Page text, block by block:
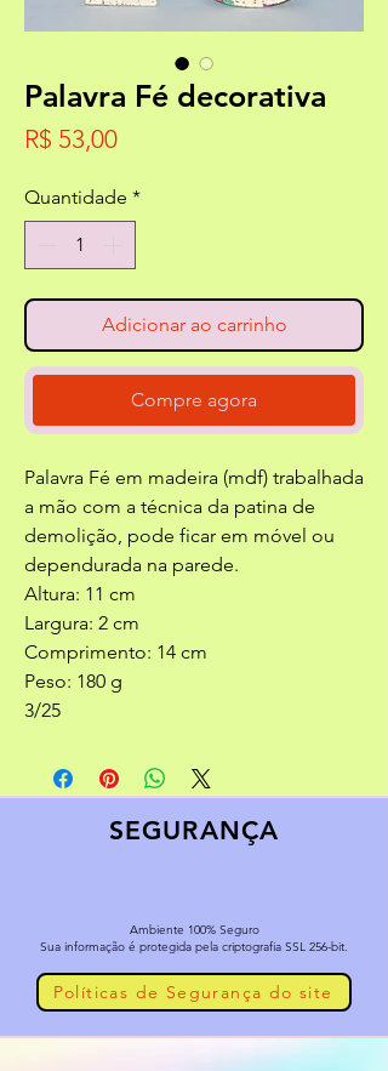
Palavra Fé decorativa
R$ 53,00Preço
Quantidade *
Adicionar ao carrinho
Compre agora
Palavra Fé em madeira (mdf) trabalhada
a mão com a técnica da patina de
demolição, pode ficar em móvel ou
dependurada na parede.
Altura: 11 cm
Largura: 2 cm
Comprimento: 14 cm
Peso: 180 g
3/25
SEGURANÇA
Ambiente 100% Seguro
Sua informação é protegida pela criptografia SSL 256-bit.
Políticas de Segurança do site